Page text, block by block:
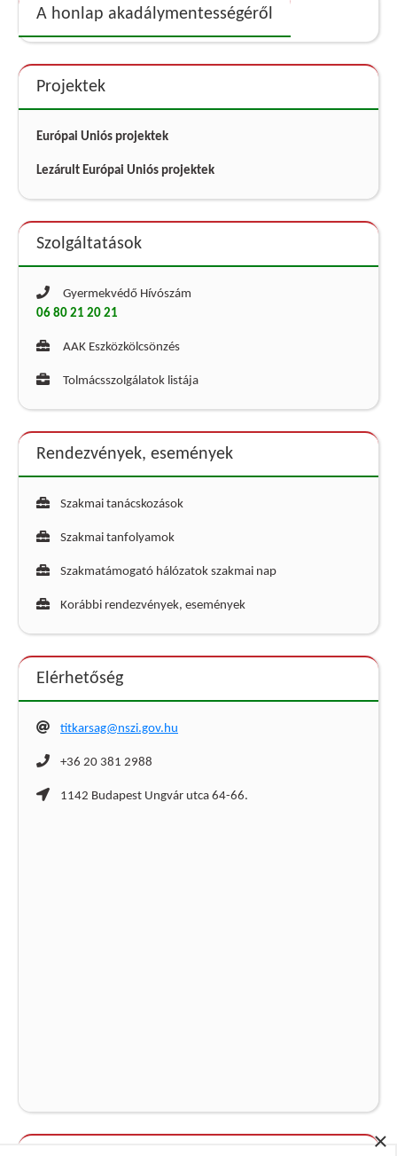
×
A honlap akadálymentességéről
Projektek
Európai Uniós projektek
Lezárult Európai Uniós projektek
Szolgáltatások
Gyermekvédő Hívószám
06 80 21 20 21
AAK Eszközkölcsönzés
Tolmácsszolgálatok listája
Rendezvények, események
Szakmai tanácskozások
Szakmai tanfolyamok
Szakmatámogató hálózatok szakmai nap
Korábbi rendezvények, események
Elérhetőség
titkarsag@nszi.gov.hu
+36 20 381 2988
1142 Budapest Ungvár utca 64-66.